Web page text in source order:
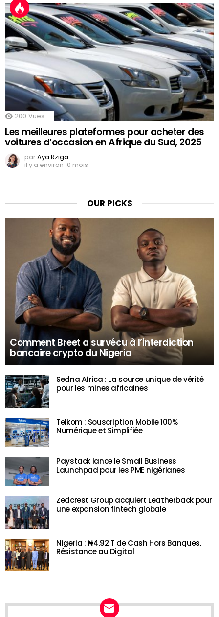
200 Vues
Les meilleures plateformes pour acheter des
voitures d’occasion en Afrique du Sud, 2025
parAya Rziga
il y a environ 10 mois
OUR PICKS
Comment Breet a survécu à l’interdiction
bancaire crypto du Nigeria
Sedna Africa : La source unique de vérité
pour les mines africaines
Telkom : Souscription Mobile 100%
Numérique et Simplifiée
Paystack lance le Small Business
Launchpad pour les PME nigérianes
Zedcrest Group acquiert Leatherback pour
une expansion fintech globale
Nigeria : ₦4,92 T de Cash Hors Banques,
Résistance au Digital